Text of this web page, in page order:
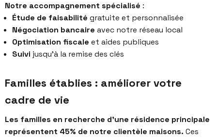
Notre accompagnement spécialisé :
Étude de faisabilité gratuite et personnalisée
Négociation bancaire avec notre réseau local
Optimisation fiscale et aides publiques
Suivi jusqu’à la remise des clés
Familles établies : améliorer votre
cadre de vie
Les familles en recherche d’une résidence principale
représentent 45% de notre clientèle maisons. Ces